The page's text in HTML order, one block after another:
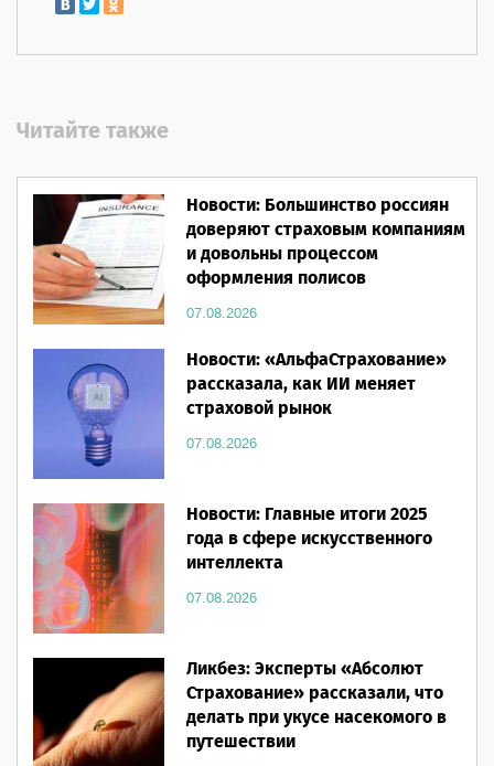
Читайте также
Новости: Большинство россиян
доверяют страховым компаниям
и довольны процессом
оформления полисов
07.08.2026
Новости: «АльфаСтрахование»
рассказала, как ИИ меняет
страховой рынок
07.08.2026
Новости: Главные итоги 2025
года в сфере искусственного
интеллекта
07.08.2026
Ликбез: Эксперты «Абсолют
Страхование» рассказали, что
делать при укусе насекомого в
путешествии